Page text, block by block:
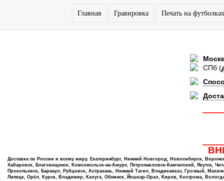
Главная Гравировка Печать на футболках
СПб (
Доставка по России и всему миру. Екатеринбург, Нижний Новгород, Новосибирск,
Хабаровск, Благовещенск, Комсомольск-на-Амуре, Петропавловск-Камчатский, Якутск,
Прокопьевск, Барнаул, Рубцовск, Астрахань, Нижний Тагил, Владикавказ, Грозный,
Липецк, Орёл, Курск, Владимир, Калуга, Обнинск, Йошкар-Орал, Киров, Кострома,